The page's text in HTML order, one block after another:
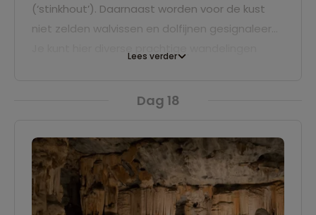
(‘stinkhout’). Daarnaast worden voor de kust
niet zelden walvissen en dolfijnen gesignaleerd.
achterliggende dichte oerbos (‘fynbos’) of naar
Lees verder
Dag 18